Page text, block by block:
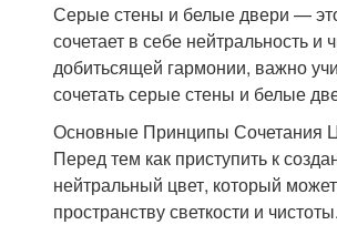
Серые стены и белые двери —
сочетает в себе нейтральность
добитьсящей гармонии, важно
сочетать серые стены и белые
Основные Принципы Сочетания
Перед тем как приступить к
нейтральный цвет, который
пространству светкости и